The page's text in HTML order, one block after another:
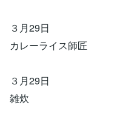
３月29日
カレーライス師匠
３月29日
雑炊